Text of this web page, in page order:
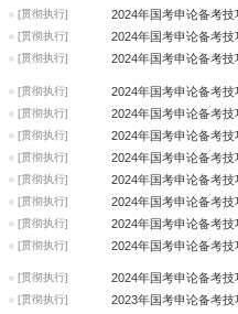
[贯彻执行]
[贯彻执行]
[贯彻执行]
[贯彻执行]
[贯彻执行]
[贯彻执行]
[贯彻执行]
[贯彻执行]
[贯彻执行]
[贯彻执行]
[贯彻执行]
[贯彻执行]
[贯彻执行]